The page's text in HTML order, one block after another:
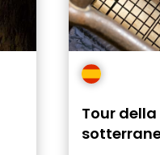
Tour